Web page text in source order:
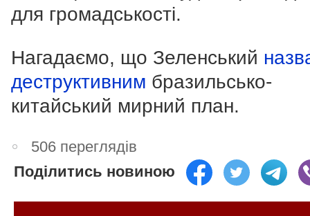
для громадськості.
Нагадаємо, що Зеленський
деструктивним бразильсько-
китайський мирний план.
506 переглядів
Поділитись новиною